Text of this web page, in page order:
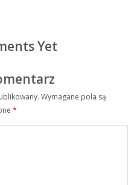
Yet
Wymagane pola są
*